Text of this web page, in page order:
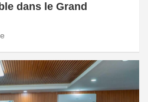
dans le Grand